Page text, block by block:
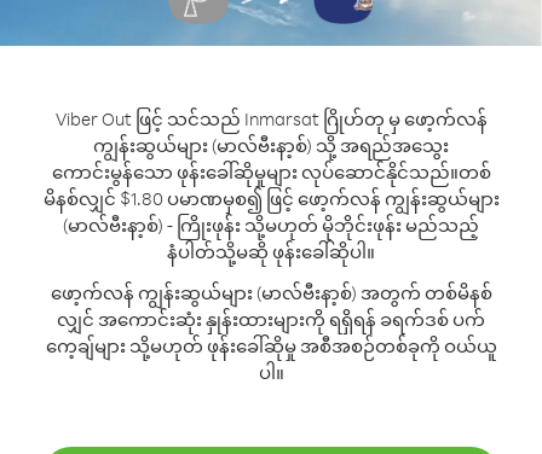
Viber Out ဖြင့် သင်သည် Inmarsat ဂြိုဟ်တု မှ ဖော့က်လန်
ကျွန်းဆွယ်များ (မာလ်ဗီးနာ့စ်) သို့ အရည်အသွေး
ကောင်းမွန်သော ဖုန်းခေါ်ဆိုမှုများ လုပ်ဆောင်နိုင်သည်။တစ်
မိနစ်လျှင် $1.80 ပမာဏမှစ၍ ဖြင့် ဖော့က်လန် ကျွန်းဆွယ်များ
(မာလ်ဗီးနာ့စ်) - ကြိုးဖုန်း သို့မဟုတ် မိုဘိုင်းဖုန်း မည်သည့်
နံပါတ်သို့မဆို ဖုန်းခေါ်ဆိုပါ။
ဖော့က်လန် ကျွန်းဆွယ်များ (မာလ်ဗီးနာ့စ်) အတွက် တစ်မိနစ်
လျှင် အကောင်းဆုံး နှုန်းထားများကို ရရှိရန် ခရက်ဒစ် ပက်
ကေ့ချ်များ သို့မဟုတ် ဖုန်းခေါ်ဆိုမှု အစီအစဉ်တစ်ခုကို ဝယ်ယူ
ပါ။